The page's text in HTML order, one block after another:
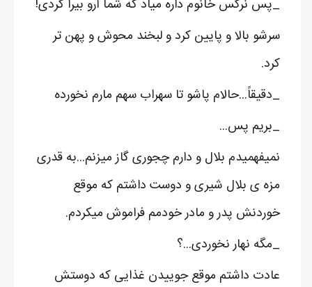
_پس نرگس خانوم داره میاد که شما آرو بیرا کردی!
سرشو بالا و پایین کرد و لبخند محوش و پهن تر
کرد.
_دقیقاً...حالام پاشو تا سهراب سهم مارم نخورده
_بریم پس...
نمیفهمیدم بلال و دارم چجوری گاز میزنم...به قدری
مزه ی بلال شیری و دوست داشتم که موقع
خوردنش پدر و مادر خودمم فراموش میکردم.
_مگه نهار نخوردی...؟
عادت داشتم موقع جوییدن غذایی که دوستش